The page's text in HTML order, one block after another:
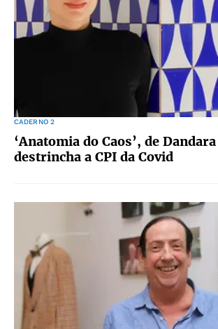
CADERNO 2
‘Anatomia do Caos’, de
destrincha a CPI da Covid